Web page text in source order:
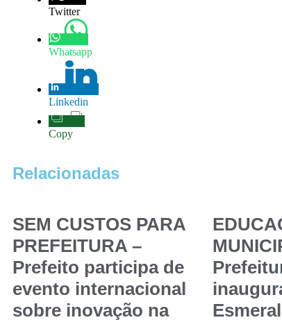
Twitter
Whatsapp
Linkedin
Copy
Relacionadas
SEM CUSTOS PARA
PREFEITURA –
Prefeito participa de
evento internacional
sobre inovação na